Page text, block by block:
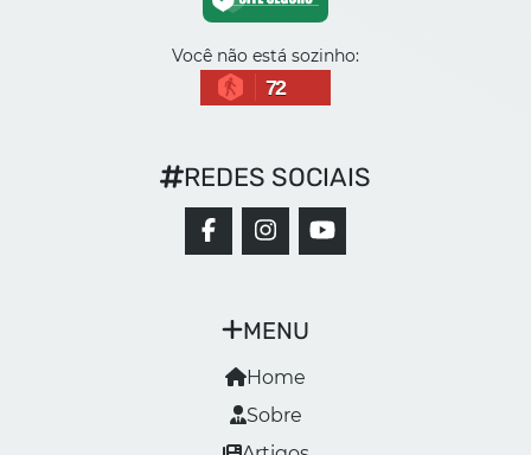
Você não está sozinho:
72
MENU
Home
Sobre
REDES SOCIAIS